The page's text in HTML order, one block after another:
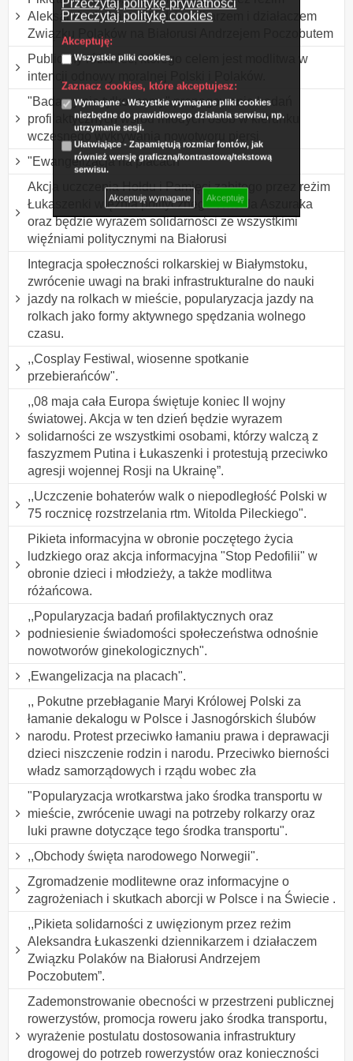
Przeczytaj politykę prywatności
Przeczytaj politykę cookies
Akceptuję:
Wszystkie pliki cookies.
Zaznacz cookies, które akceptujesz:
Wymagane - Wszystkie wymagane pliki cookies
niezbędne do prawidłowego działania serwisu, np.
utrzymanie sesji.
Ułatwiające - Zapamiętują rozmiar fontów, jak
również wersję graficzną/kontrastową/tekstową
serwisu.
Akceptuję wymagane Akceptuję
Aleksandra Łukaszenki dziennikarzem i działaczem
Związku Polaków na Białorusi Andrzejem Poczobutem
Publiczny różaniec, którego celem jest modlitwa w
intencji odnowy moralnej Polski i Polaków.
"Badamy nie tylko mamy" propagowanie badań
profilaktycznych wśród młodych osób w kierunku
wczesnego wykrywania nowotworu piersi
"Ewangelizacja na placach"
Akcja uczczenia Hołdu i Pamięci zabitego przez reżim
Łukaszenki więźnia politycznego Witolda Aszuraka
oraz będzie wyrazem solidarności ze wszystkimi
więźniami politycznymi na Białorusi
Integracja społeczności rolkarskiej w Białymstoku,
zwrócenie uwagi na braki infrastrukturalne do nauki
jazdy na rolkach w mieście, popularyzacja jazdy na
rolkach jako formy aktywnego spędzania wolnego
czasu.
,,Cosplay Festiwal, wiosenne spotkanie
przebierańców".
,,08 maja cała Europa świętuje koniec II wojny
światowej. Akcja w ten dzień będzie wyrazem
solidarności ze wszystkimi osobami, którzy walczą z
faszyzmem Putina i Łukaszenki i protestują przeciwko
agresji wojennej Rosji na Ukrainę”.
,,Uczczenie bohaterów walk o niepodległość Polski w
75 rocznicę rozstrzelania rtm. Witolda Pileckiego".
Pikieta informacyjna w obronie poczętego życia
ludzkiego oraz akcja informacyjna "Stop Pedofilii" w
obronie dzieci i młodzieży, a także modlitwa
różańcowa.
,,Popularyzacja badań profilaktycznych oraz
podniesienie świadomości społeczeństwa odnośnie
nowotworów ginekologicznych".
,Ewangelizacja na placach".
,, Pokutne przebłaganie Maryi Królowej Polski za
łamanie dekalogu w Polsce i Jasnogórskich ślubów
narodu. Protest przeciwko łamaniu prawa i deprawacji
dzieci niszczenie rodzin i narodu. Przeciwko bierności
władz samorządowych i rządu wobec zła
"Popularyzacja wrotkarstwa jako środka transportu w
mieście, zwrócenie uwagi na potrzeby rolkarzy oraz
luki prawne dotyczące tego środka transportu".
,,Obchody święta narodowego Norwegii".
Zgromadzenie modlitewne oraz informacyjne o
zagrożeniach i skutkach aborcji w Polsce i na Świecie .
,,Pikieta solidarności z uwięzionym przez reżim
Aleksandra Łukaszenki dziennikarzem i działaczem
Związku Polaków na Białorusi Andrzejem
Poczobutem”.
Zademonstrowanie obecności w przestrzeni publicznej
rowerzystów, promocja roweru jako środka transportu,
wyrażenie postulatu dostosowania infrastruktury
drogowej do potrzeb rowerzystów oraz konieczności